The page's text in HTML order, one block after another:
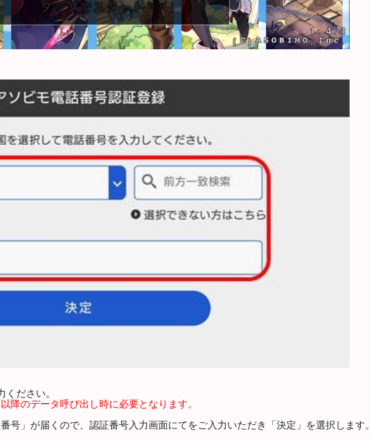
ださい。
降のデータ呼び出し時に必要となります。
」が届くので、認証番号入力画面にてをご入力いただき「決定」を選択します。